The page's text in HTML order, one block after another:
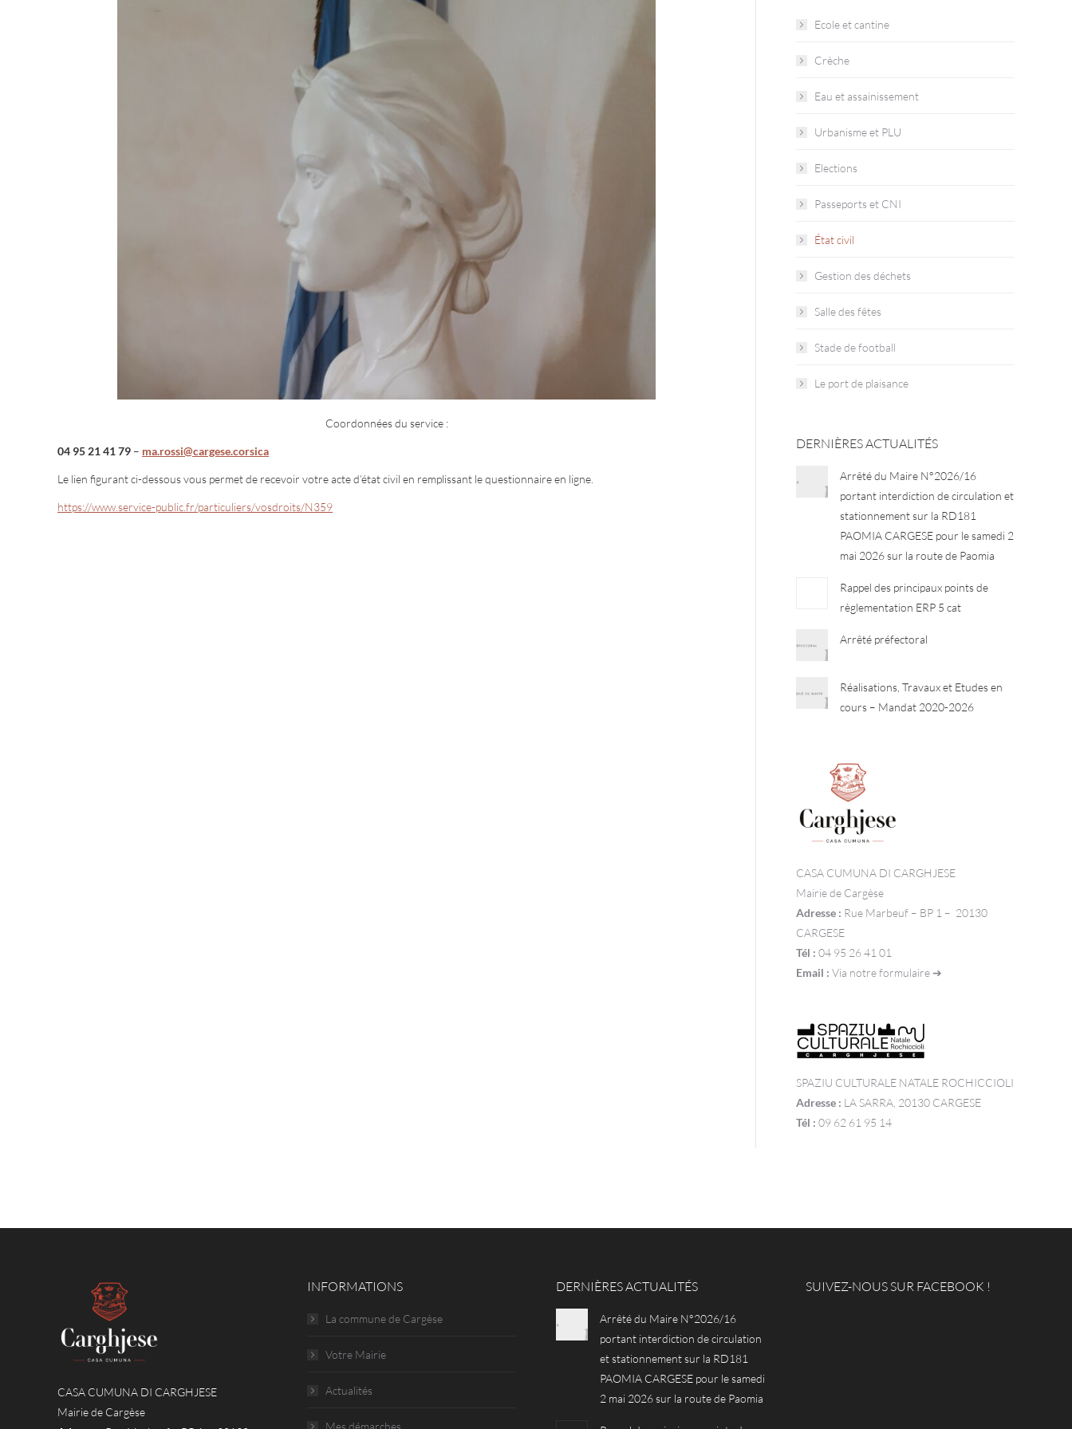
Coordonnées du service :
04 95 21 41 79 – ma.rossi@cargese.corsica
Le lien figurant ci-dessous vous permet de recevoir votre acte d’état civil en remplissant le questionnaire en ligne.
https://www.service-public.fr/particuliers/vosdroits/N359
Ecole et cantine
Crèche
Eau et assainissement
Urbanisme et PLU
Elections
Passeports et CNI
État civil
Gestion des déchets
Salle des fêtes
Stade de football
Le port de plaisance
DERNIÈRES ACTUALITÉS
Arrêté du Maire N°2026/16
portant interdiction de circulation et
stationnement sur la RD181
PAOMIA CARGESE pour le samedi 2
mai 2026 sur la route de Paomia
Rappel des principaux points de
règlementation ERP 5 cat
Arrêté préfectoral
Réalisations, Travaux et Etudes en
cours – Mandat 2020-2026
CASA CUMUNA DI CARGHJESE
Mairie de Cargèse
Adresse : Rue Marbeuf – BP 1 – 20130
CARGESE
Tél : 04 95 26 41 01
Email : Via notre formulaire ➔
SPAZIU CULTURALE NATALE ROCHICCIOLI
Adresse : LA SARRA, 20130 CARGESE
Tél : 09 62 61 95 14
CASA CUMUNA DI CARGHJESE
Mairie de Cargèse
INFORMATIONS
La commune de Cargèse
Votre Mairie
Actualités
DERNIÈRES ACTUALITÉS
Arrêté du Maire N°2026/16
portant interdiction de circulation
et stationnement sur la RD181
PAOMIA CARGESE pour le samedi
2 mai 2026 sur la route de Paomia
SUIVEZ-NOUS SUR FACEBOOK !